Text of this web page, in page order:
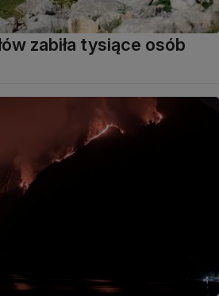
zabiła tysiące osób